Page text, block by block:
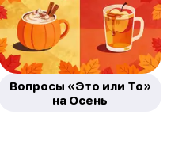
Вопросы «Это или То»
на Осень